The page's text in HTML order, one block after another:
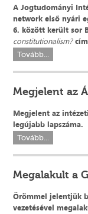
A Jogtudományi
network első nyári
6. között került sor
constitutionalism?
Tovább...
Megjelent az
Megjelent az
legújabb lapszáma.
Tovább...
Megalakult a
Örömmel jelentjük
vezetésével